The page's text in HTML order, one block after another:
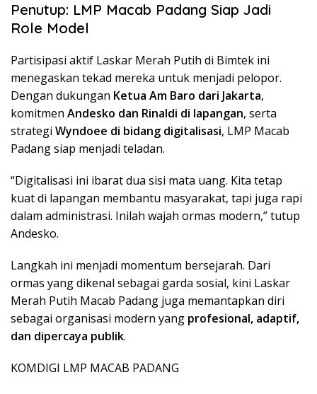
Penutup: LMP Macab Padang Siap Jadi
Role Model
Partisipasi aktif Laskar Merah Putih di Bimtek ini
menegaskan tekad mereka untuk menjadi pelopor.
Dengan dukungan Ketua Am Baro dari Jakarta,
komitmen Andesko dan Rinaldi di lapangan, serta
strategi Wyndoee di bidang digitalisasi, LMP Macab
Padang siap menjadi teladan.
“Digitalisasi ini ibarat dua sisi mata uang. Kita tetap
kuat di lapangan membantu masyarakat, tapi juga rapi
dalam administrasi. Inilah wajah ormas modern,” tutup
Andesko.
Langkah ini menjadi momentum bersejarah. Dari
ormas yang dikenal sebagai garda sosial, kini Laskar
Merah Putih Macab Padang juga memantapkan diri
sebagai organisasi modern yang profesional, adaptif,
dan dipercaya publik.
KOMDIGI LMP MACAB PADANG